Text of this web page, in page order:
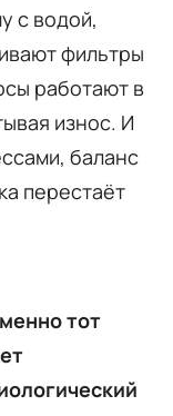
с водой,
фильтры
работают в
износ. И
баланс
перестаёт
тот